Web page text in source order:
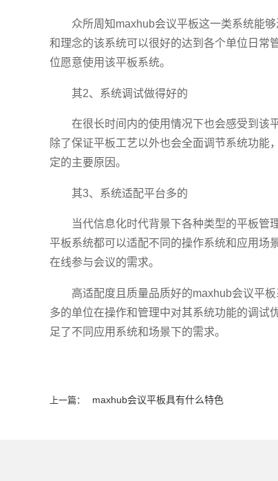
众所周知maxhub会议平板这一类系统能
和理念的该系统可以很好的达到各个单位日常
位愿意使用该平板系统。
其2、系统调试做得好的
在很长时间内的使用情况下也会感受到该
除了保证平板工艺以外也会全面调节系统功能
定的主要原因。
其3、系统适配平台多的
当代信息化时代背景下各种类型的平板管
平板系统都可以适配不同的操作系统和应用场
在线参与会议的需求。
高适配度且质量品质好的maxhub会议平
多的单位在操作和管理中对其系统功能的调试
足了不同应用系统和场景下的需求。
上一篇： maxhub会议平板具有什么特色